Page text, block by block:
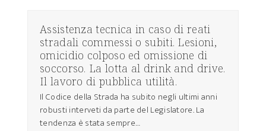
Assistenza tecnica in caso di reati
stradali commessi o subiti. Lesioni,
omicidio colposo ed omissione di
soccorso. La lotta al drink and drive.
Il lavoro di pubblica utilità.
Il Codice della Strada ha subito negli ultimi anni
robusti interveti da parte del Legislatore. La
tendenza è stata sempre…